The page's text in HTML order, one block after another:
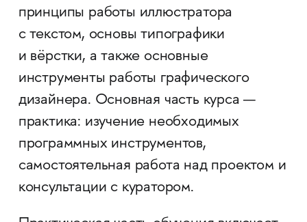
принципы работы иллюстратора
с текстом, основы типографики
и вёрстки, а также основные
инструменты работы графического
дизайнера. Основная часть курса —
практика: изучение необходимых
программных инструментов,
самостоятельная работа над проектом и
консультации с куратором.